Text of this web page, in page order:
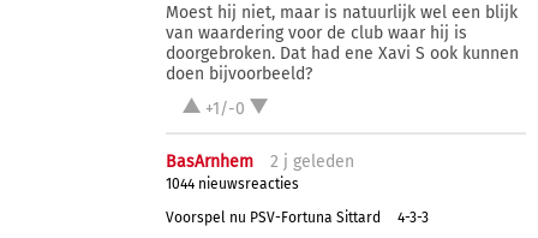
Moest hij niet, maar is natuurlijk wel een blijk
van waardering voor de club waar hij is
doorgebroken. Dat had ene Xavi S ook kunnen
doen bijvoorbeeld?
+1/-0
BasArnhem 2 j geleden
1044 nieuwsreacties
Voorspel nu PSV-Fortuna Sittard
4-3-3